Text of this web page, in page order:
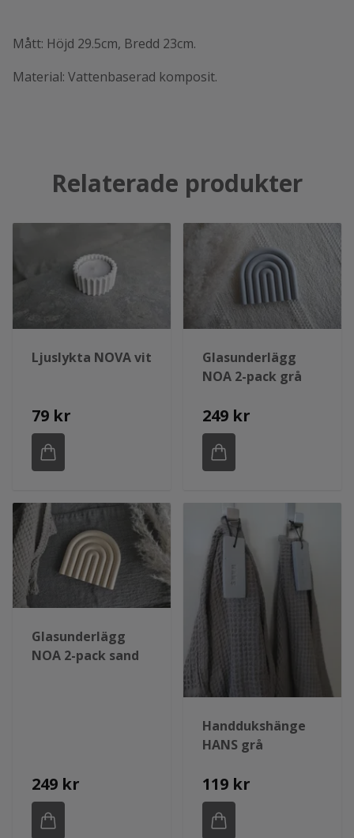
Mått: Höjd 29.5cm, Bredd 23cm.
Material: Vattenbaserad komposit.
Relaterade produkter
Ljuslykta NOVA vit
79 kr
Glasunderlägg
NOA 2-pack grå
249 kr
Glasunderlägg
NOA 2-pack sand
249 kr
Handdukshänge
HANS grå
119 kr